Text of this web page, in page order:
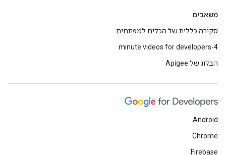
משאבים
סקירה כללית של הכלים למפתחים
4-minute videos for developers
הבלוג של Apigee
Android
Chrome
Firebase